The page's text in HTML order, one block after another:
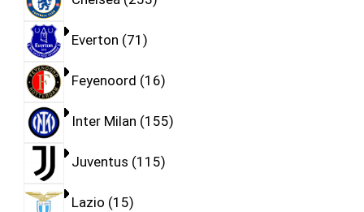
Everton 71
Feyenoord 16
Inter Milan 155
Juventus 115
Lazio 15